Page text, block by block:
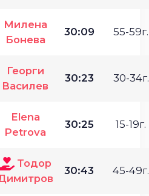
Милена
Бонева
30:09 55-59г.
Георги
Василев
30:23 30-34г.
Elena
Petrova
30:25 15-19г.
Тодор
30:43 45-49г.